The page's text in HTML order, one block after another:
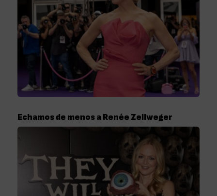
Echamos de menos a Renée Zellweger